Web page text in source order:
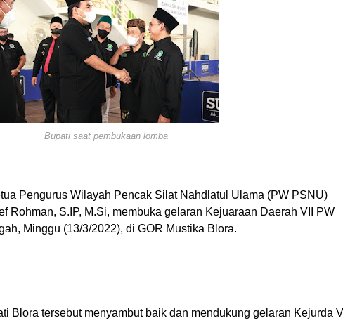
Bupati saat pembukaan lomba
Pengurus Wilayah Pencak Silat Nahdlatul Ulama (PW PSNU)
Rohman, S.IP, M.Si, membuka gelaran Kejuaraan Daerah VII PW
Minggu (13/3/2022), di GOR Mustika Blora.
Blora tersebut menyambut baik dan mendukung gelaran Kejurda VII